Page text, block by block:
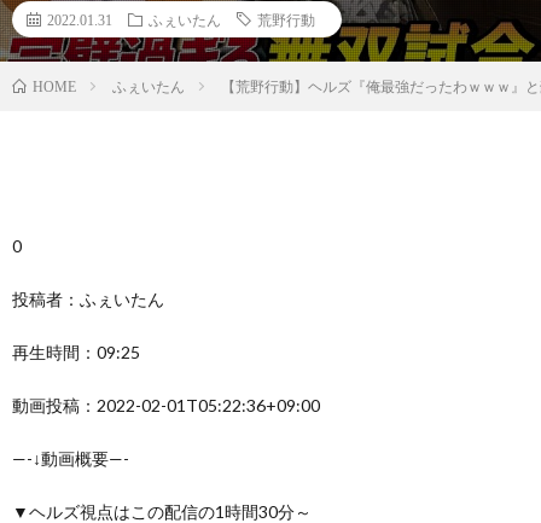
2022.01.31 ふぇいたん 荒野行動
HOME ふぇいたん 【荒野行動】ヘルズ『俺最強だったわｗｗｗ』
0
投稿者：ふぇいたん
再生時間：09:25
動画投稿：2022-02-01T05:22:36+09:00
—-↓動画概要—-
▼ヘルズ視点はこの配信の1時間30分～